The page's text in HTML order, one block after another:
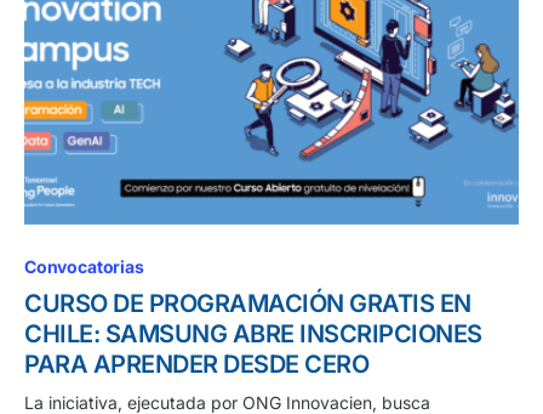
Convocatorias
CURSO DE PROGRAMACIÓN GRATIS EN
CHILE: SAMSUNG ABRE INSCRIPCIONES
PARA APRENDER DESDE CERO
La iniciativa, ejecutada por ONG Innovacien, busca